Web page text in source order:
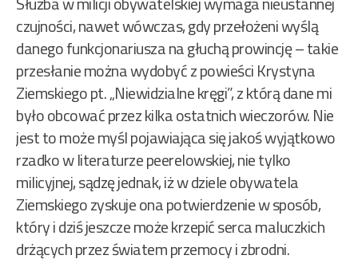
czujności, nawet wówczas, gdy przełożeni wyślą
danego funkcjonariusza na głuchą prowincję – takie
przesłanie można wydobyć z powieści Krystyna
Ziemskiego pt. „Niewidzialne kręgi”, z którą dane mi
było obcować przez kilka ostatnich wieczorów. Nie
jest to może myśl pojawiająca się jakoś wyjątkowo
rzadko w literaturze peerelowskiej, nie tylko
milicyjnej, sądzę jednak, iż w dziele obywatela
Ziemskiego zyskuje ona potwierdzenie w sposób,
który i dziś jeszcze może krzepić serca maluczkich
drżących przez światem przemocy i zbrodni.